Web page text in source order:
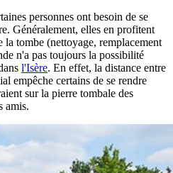
personnes ont besoin de se
Généralement, elles en profitent
la tombe (nettoyage, remplacement
n'a pas toujours la possibilité
l'Isère. En effet, la distance entre
empêche certains de se rendre
sur la pierre tombale des
amis.